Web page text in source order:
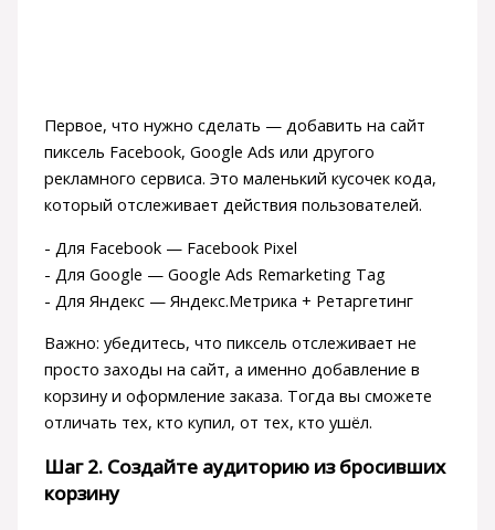
Первое, что нужно сделать — добавить на сайт
пиксель Facebook, Google Ads или другого
рекламного сервиса. Это маленький кусочек кода,
который отслеживает действия пользователей.
- Для Facebook — Facebook Pixel
- Для Google — Google Ads Remarketing Tag
- Для Яндекс — Яндекс.Метрика + Ретаргетинг
Важно: убедитесь, что пиксель отслеживает не
просто заходы на сайт, а именно добавление в
корзину и оформление заказа. Тогда вы сможете
отличать тех, кто купил, от тех, кто ушёл.
Шаг 2. Создайте аудиторию из бросивших
корзину